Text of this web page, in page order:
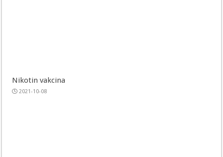
Nikotin vakcina
2021-10-08